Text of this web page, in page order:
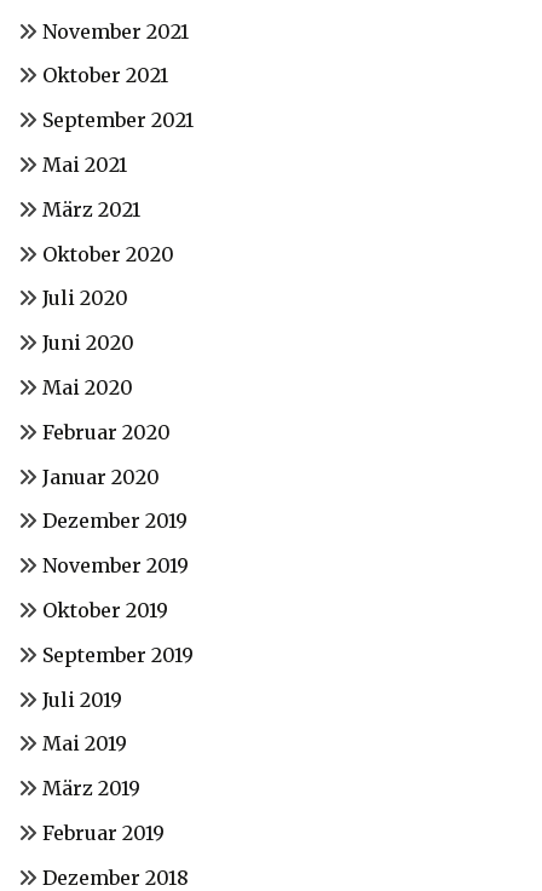
November 2021
Oktober 2021
September 2021
Mai 2021
März 2021
Oktober 2020
Juli 2020
Juni 2020
Mai 2020
Februar 2020
Januar 2020
Dezember 2019
November 2019
Oktober 2019
September 2019
Juli 2019
Mai 2019
März 2019
Februar 2019
Dezember 2018